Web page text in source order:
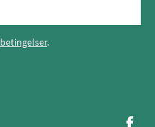
betingelser.